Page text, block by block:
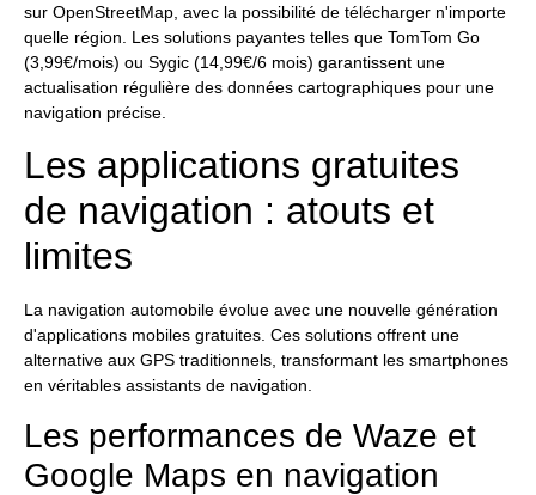
sur OpenStreetMap, avec la possibilité de télécharger n'importe
quelle région. Les solutions payantes telles que TomTom Go
(3,99€/mois) ou Sygic (14,99€/6 mois) garantissent une
actualisation régulière des données cartographiques pour une
navigation précise.
Les applications gratuites
de navigation : atouts et
limites
La navigation automobile évolue avec une nouvelle génération
d'applications mobiles gratuites. Ces solutions offrent une
alternative aux GPS traditionnels, transformant les smartphones
en véritables assistants de navigation.
Les performances de Waze et
Google Maps en navigation